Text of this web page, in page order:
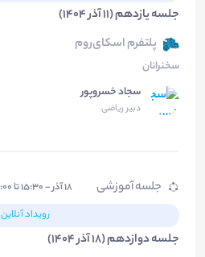
جلسه یازدهم (11 آذر 1404)
پلتفرم اسکای‌روم
سخنرانان
سجاد خسروپور
دبیر ریاضی
جلسه آموزشی
۱۸ آذر - ۱۵:۳۰ تا ۱۷:۰۰
رویداد آنلاین
جلسه دوازدهم (18 آذر 1404)